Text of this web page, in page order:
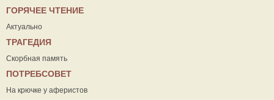
ГОРЯЧЕЕ ЧТЕНИЕ
Актуально
ТРАГЕДИЯ
Скорбная память
ПОТРЕБСОВЕТ
На крючке у аферистов